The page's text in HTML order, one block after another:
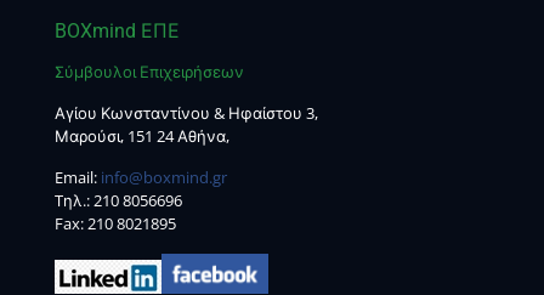
BOXmind ΕΠΕ
Σύμβουλοι Επιχειρήσεων
Αγίου Κωνσταντίνου & Ηφαίστου 3,
Μαρούσι, 151 24 Αθήνα,
Email: info@boxmind.gr
Tηλ.:210 8056696
Fax: 210 8021895